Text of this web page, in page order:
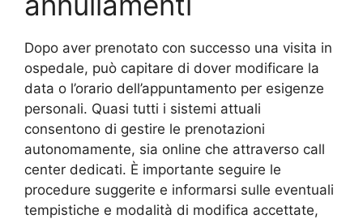
Dopo aver prenotato con successo una visita in
ospedale, può capitare di dover modificare la
data o l’orario dell’appuntamento per esigenze
personali. Quasi tutti i sistemi attuali
consentono di gestire le prenotazioni
autonomamente, sia online che attraverso call
center dedicati. È importante seguire le
procedure suggerite e informarsi sulle eventuali
tempistiche e modalità di modifica accettate,